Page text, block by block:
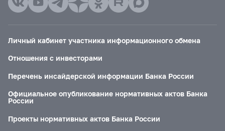
Личный кабинет участника информационного обмена
Отношения с инвесторами
Перечень инсайдерской информации Банка России
Официальное опубликование нормативных актов Банка
России
Проекты нормативных актов Банка России